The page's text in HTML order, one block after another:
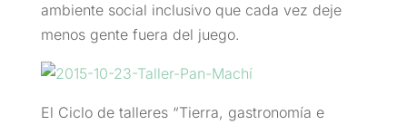
ambiente social inclusivo que cada vez deje
menos gente fuera del juego.
El Ciclo de talleres “Tierra, gastronomía e